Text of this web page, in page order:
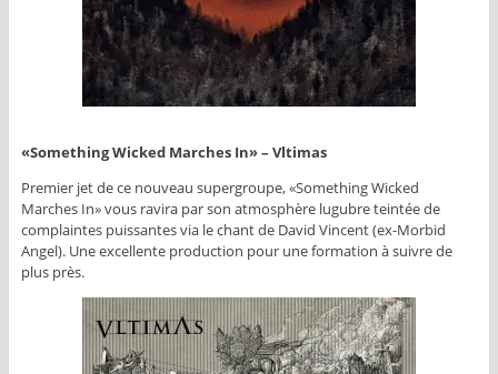
«Something Wicked Marches In» – Vltimas
Premier jet de ce nouveau supergroupe, «Something Wicked
Marches In» vous ravira par son atmosphère lugubre teintée de
complaintes puissantes via le chant de David Vincent (ex-Morbid
Angel). Une excellente production pour une formation à suivre de
plus près.